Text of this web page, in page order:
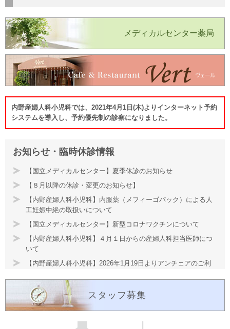
メディカルセンター薬局
内野産婦人科小児科では、2021年4月1日(木)よりインターネット予約
システムを導入し、予約優先制の診察になりました。
お知らせ・臨時休診情報
【国立メディカルセンター】夏季休診のお知らせ
【８月以降の休診・変更のお知らせ】
【内野産婦人科小児科】内服薬（メフィーゴパック）による人
工妊娠中絶の取扱いについて
【国立メディカルセンター】新型コロナワクチンについて
【内野産婦人科小児科】４月１日からの産婦人科担当医師につ
いて
【内野産婦人科小児科】2026年1月19日よりアンチェアのご利
【内野産婦人科小児科】産後ケアやってます
【内野産婦人科小児科】立ち合い分娩、面会・ご家族の宿泊に
ついて
スタッフ募集